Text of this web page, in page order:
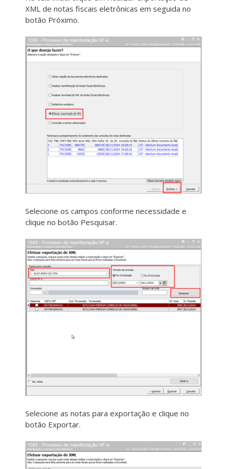
XML de notas fiscais eletrônicas em seguida no
botão Próximo.
Selecione os campos conforme necessidade e
clique no botão Pesquisar.
Selecione as notas para exportação e clique no
botão Exportar.